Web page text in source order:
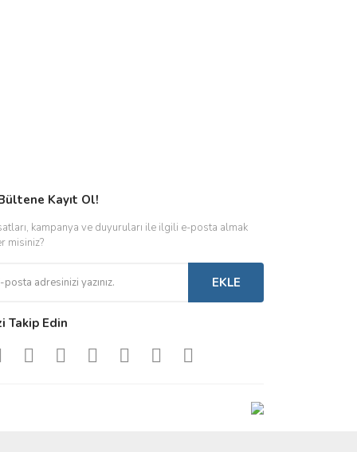
Kayıt Ol!
kampanya ve duyuruları ile ilgili e-posta almak
misiniz?
EKLE
Takip Edin